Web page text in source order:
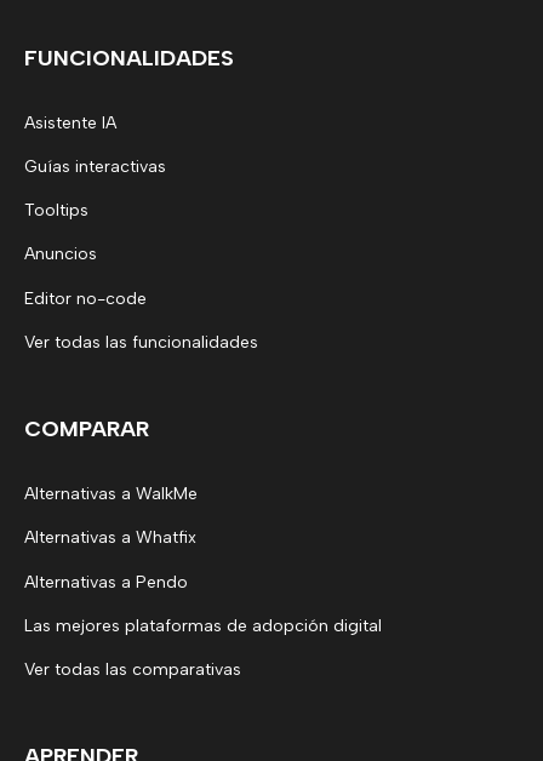
FUNCIONALIDADES
Asistente IA
Guías interactivas
Tooltips
Anuncios
Editor no-code
Ver todas las funcionalidades
COMPARAR
Alternativas a WalkMe
Alternativas a Whatfix
Alternativas a Pendo
Las mejores plataformas de adopción digital
Ver todas las comparativas